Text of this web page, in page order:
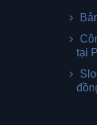
tại